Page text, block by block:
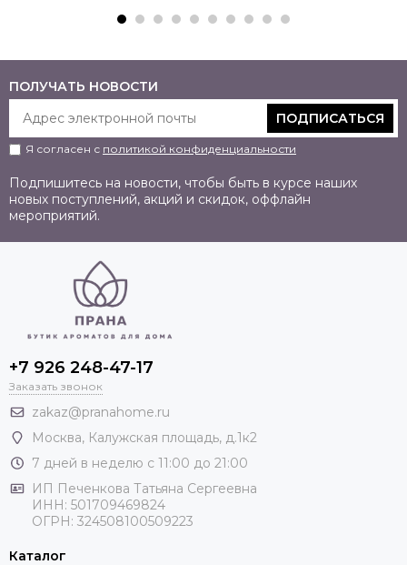
ПОЛУЧАТЬ НОВОСТИ
ПОДПИСАТЬСЯ
Я согласен с политикой конфиденциальности
Подпишитесь на новости, чтобы быть в курсе наших
новых поступлений, акций и скидок, оффлайн
мероприятий.
+7 926 248-47-17
Заказать звонок
zakaz@pranahome.ru
Москва, Калужская площадь, д.1к2
7 дней в неделю с 11:00 до 21:00
ИП Печенкова Татьяна Сергеевна
ИНН: 501709469824
ОГРН: 324508100509223
Каталог